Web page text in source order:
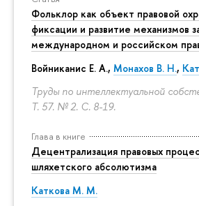
Фольклор как объект правовой
фиксации и развитие механизмов
международном и российском
Войниканис Е. А., Монахов В. Н.,
Труды по интеллектуальной
Т. 57. № 2. С. 8-19.
Глава в книге
Децентрализация правовых
шляхетского абсолютизма
Каткова М. М.